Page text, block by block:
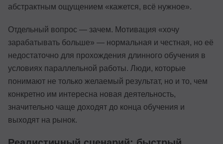
абстрактным ощущением «кажется, всё нужное».
Отдельный вопрос — зачем. Мотивация «хочу
зарабатывать больше» — нормальная и честная, но её
недостаточно для прохождения длинного обучения в
условиях параллельной работы. Люди, которые
понимают не только желаемый результат, но и то, чем
конкретно им интересна новая деятельность,
значительно чаще доходят до конца обучения и
выходят на рынок.